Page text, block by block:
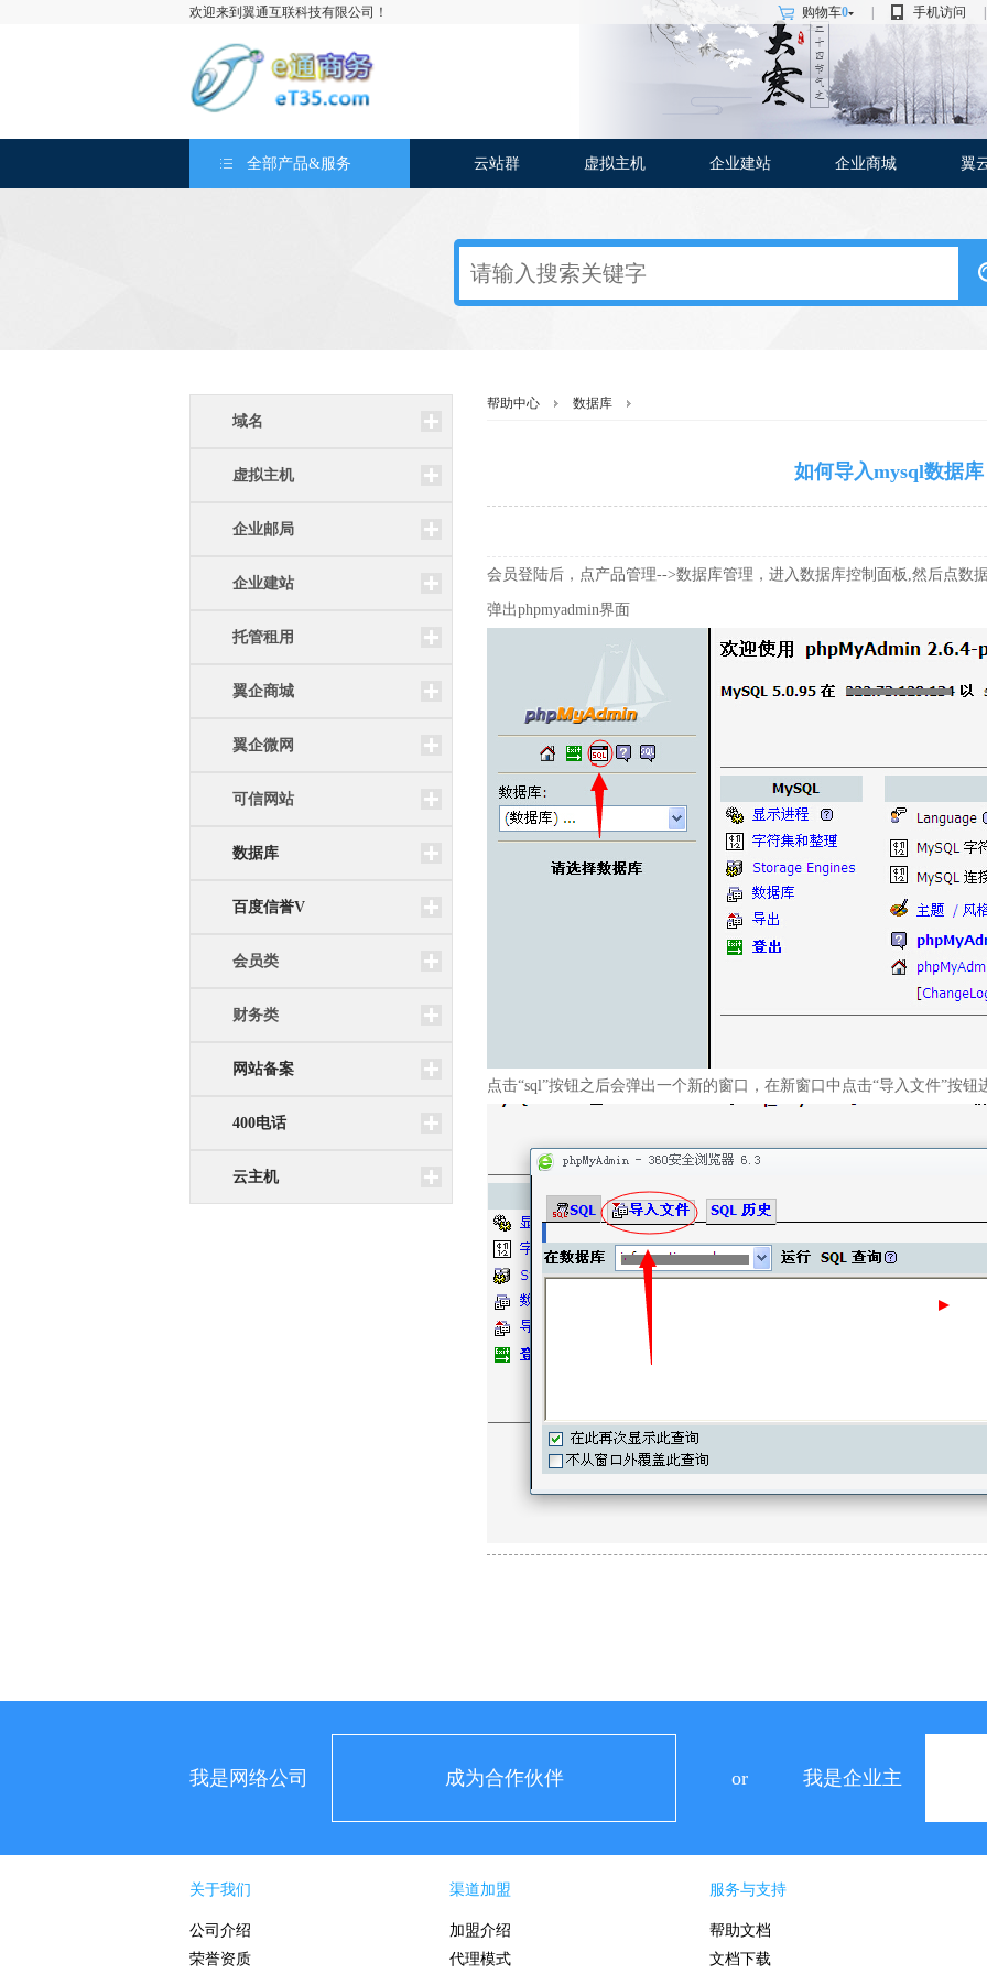
欢迎来到翼通互联科技有限公司！ 购物车0 手机访问
全部产品&服务 云站群 虚拟主机 企业建站 企业商城 翼
域名
虚拟主机
企业邮局
企业建站
托管租用
翼企商城
翼企微网
可信网站
数据库
百度信誉V
会员类
财务类
网站备案
400电话
云主机
帮助中心 数据库
如何导入mysql数据库
会员登陆后，点产品管理-->数据库管理，进入数据库控制面板,然后点数
弹出phpmyadmin界面
点击“sql”按钮之后会弹出一个新的窗口，在新窗口中点击“导入文件”按钮
我是网络公司 成为合作伙伴 or 我是企业主
关于我们
公司介绍
荣誉资质
渠道加盟
加盟介绍
代理模式
服务与支持
帮助文档
文档下载